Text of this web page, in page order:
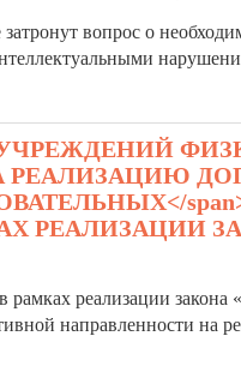
вопрос о
РЕАЛИЗАЦИИ
рамках реализации
направленности на